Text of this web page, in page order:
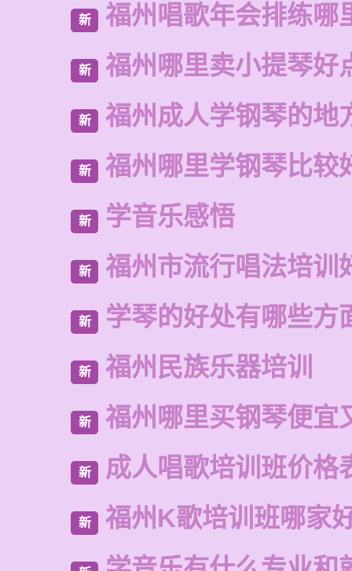
新 福州唱歌年会排练哪
新 福州哪里卖小提琴好
新 福州成人学钢琴的地
新 福州哪里学钢琴比较
新 学音乐感悟
新 福州市流行唱法培训
新 学琴的好处有哪些方
新 福州民族乐器培训
新 福州哪里买钢琴便宜
新 成人唱歌培训班价格
新 福州K歌培训班哪家